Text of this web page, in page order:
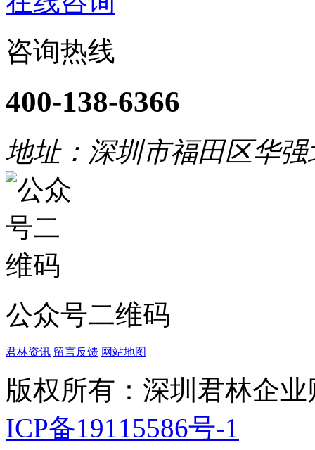
咨询热线
400-138-6366
地址：深圳市福田区华
公众号二维码
君林资讯 留言反馈 网站地图
版权所有：深圳君林企
ICP备19115586号-1